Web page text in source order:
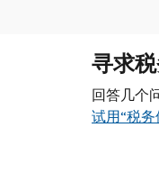
寻求
回答几个
试用“税